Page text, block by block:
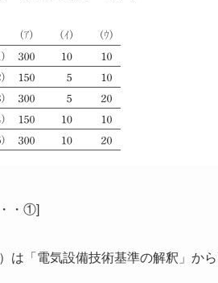
・①]
は「電気設備技術基準の解釈」か